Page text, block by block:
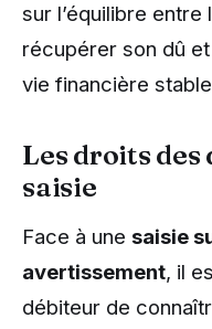
sur l’équilibre
récupérer son dû
vie financière
Les droits des
saisie
Face à une saisie
avertissement, il
débiteur de